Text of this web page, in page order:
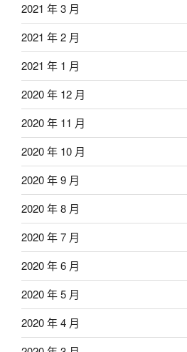
2021 年 3 月
2021 年 2 月
2021 年 1 月
2020 年 12 月
2020 年 11 月
2020 年 10 月
2020 年 9 月
2020 年 8 月
2020 年 7 月
2020 年 6 月
2020 年 5 月
2020 年 4 月